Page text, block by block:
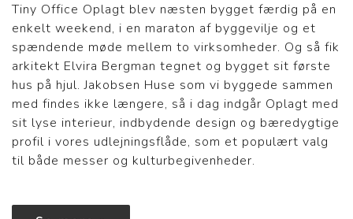
Tiny Office Oplagt blev næsten bygget færdig på en
enkelt weekend, i en maraton af byggevilje og et
spændende møde mellem to virksomheder. Og så fik
arkitekt Elvira Bergman tegnet og bygget sit første
hus på hjul. Jakobsen Huse som vi byggede sammen
med findes ikke længere, så i dag indgår Oplagt med
sit lyse interieur, indbydende design og bæredygtige
profil i vores udlejningsflåde, som et populært valg
til både messer og kulturbegivenheder.